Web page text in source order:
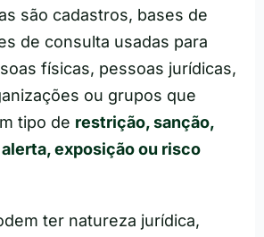
são cadastros, bases de
de consulta usadas para
físicas, pessoas jurídicas,
ou grupos que
tipo de restrição, sanção,
exposição ou risco
ter natureza jurídica,